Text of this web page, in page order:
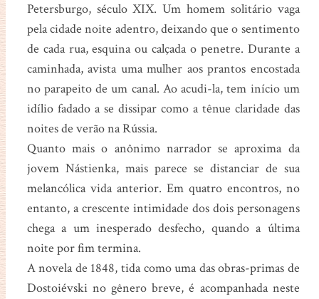
Petersburgo, século XIX. Um homem solitário vaga
pela cidade noite adentro, deixando que o sentimento
de cada rua, esquina ou calçada o penetre. Durante a
caminhada, avista uma mulher aos prantos encostada
no parapeito de um canal. Ao acudi-la, tem início um
idílio fadado a se dissipar como a tênue claridade das
noites de verão na Rússia.
Quanto mais o anônimo narrador se aproxima da
jovem Nástienka, mais parece se distanciar de sua
melancólica vida anterior. Em quatro encontros, no
entanto, a crescente intimidade dos dois personagens
chega a um inesperado desfecho, quando a última
noite por fim termina.
A novela de 1848, tida como uma das obras-primas de
Dostoiévski no gênero breve, é acompanhada neste